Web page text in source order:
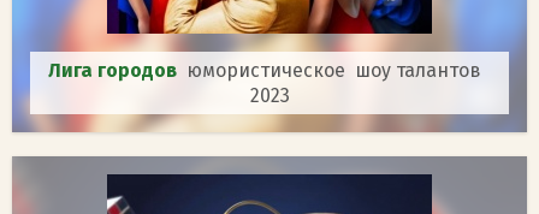
Лига городов юмористическое шоу талантов
2023